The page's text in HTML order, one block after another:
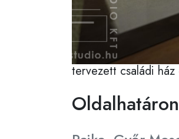
tervezett családi